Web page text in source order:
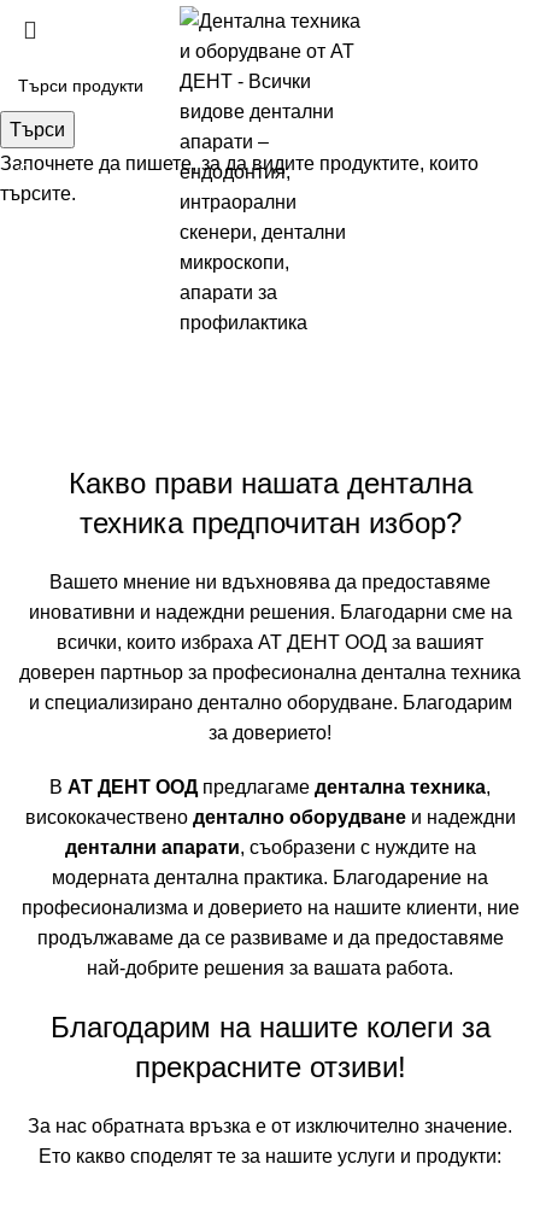
Какво прави нашата дентална
техника предпочитан избор?
Вашето мнение ни вдъхновява да предоставяме
иновативни и надеждни решения. Благодарни сме на
всички, които избраха АТ ДЕНТ ООД за вашият
доверен партньор за професионална дентална техника
и специализирано дентално оборудване. Благодарим
за доверието!
В АТ ДЕНТ ООДпредлагаме дентална техника,
висококачествено дентално оборудванеи надеждни
дентални апарати, съобразени с нуждите на
модерната дентална практика. Благодарение на
професионализма и доверието на нашите клиенти, ние
продължаваме да се развиваме и да предоставяме
най-добрите решения за вашата работа.
Благодарим на нашите колеги за
прекрасните отзиви!
За нас обратната връзка е от изключително значение.
Ето какво споделят те за нашите услуги и продукти:
Търси
Започнете да пишете, за да видите продуктите, които
търсите.